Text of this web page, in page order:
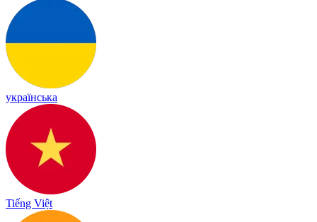
українська
Tiếng Việt